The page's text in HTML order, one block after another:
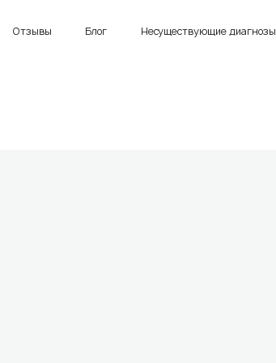
Отзывы Блог Несуществующие диагнозы